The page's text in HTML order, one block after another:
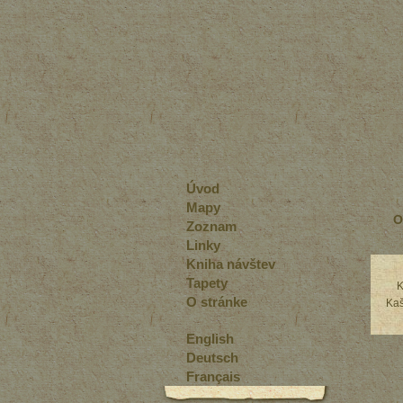
Úvod
Mapy
Zoznam
Linky
Kniha návštev
Tapety
O stránke
English
Deutsch
Français